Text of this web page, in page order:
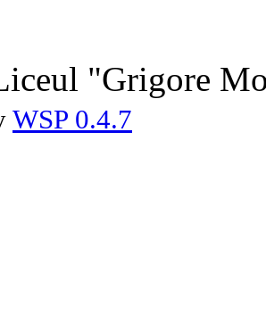
"Grigore
WSP 0.4.7